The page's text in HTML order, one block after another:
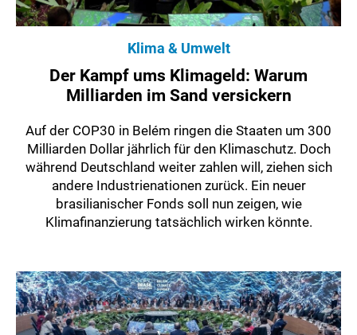
Klima & Umwelt
Der Kampf ums Klimageld: Warum
Milliarden im Sand versickern
Auf der COP30 in Belém ringen die Staaten um 300
Milliarden Dollar jährlich für den Klimaschutz. Doch
während Deutschland weiter zahlen will, ziehen sich
andere Industrienationen zurück. Ein neuer
brasilianischer Fonds soll nun zeigen, wie
Klimafinanzierung tatsächlich wirken könnte.